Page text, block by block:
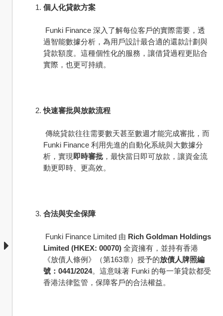
個人化貸款方案
過智能數據分析，為用戶設計最合適的還款計劃與
貸款額度。這種個性化的服務，讓借貸過程更貼合
實際，也更可持續。
快速審批與放款流程
Funki Finance 利用先進的自動化系統與大數據分
析，實現 即時審批 ，最快當日即可放款，讓資金流
動更即時、更高效。
合法與安全保障
Funki Finance Limited 由 Rich Goldman Holdings
Limited (HKEX: 00070) 全資擁有，並持有香港
《放債人條例》（第163章）授予的放債人牌照編
號：0441/2024。這意味著 Funki 的每一筆貸款都受
香港法律監管，保障客戶的合法權益。